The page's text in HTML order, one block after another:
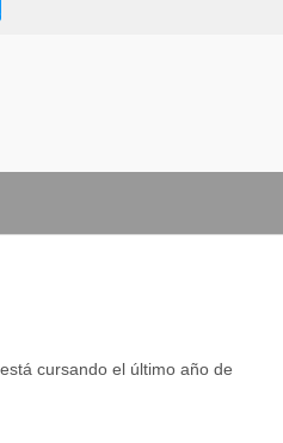
cursando el último año de